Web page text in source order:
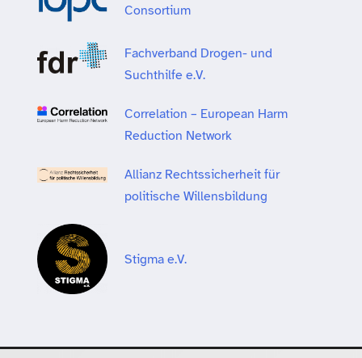
Consortium
Fachverband Drogen- und
Suchthilfe e.V.
Correlation – European Harm
Reduction Network
Allianz Rechtssicherheit für
politische Willensbildung
Stigma e.V.